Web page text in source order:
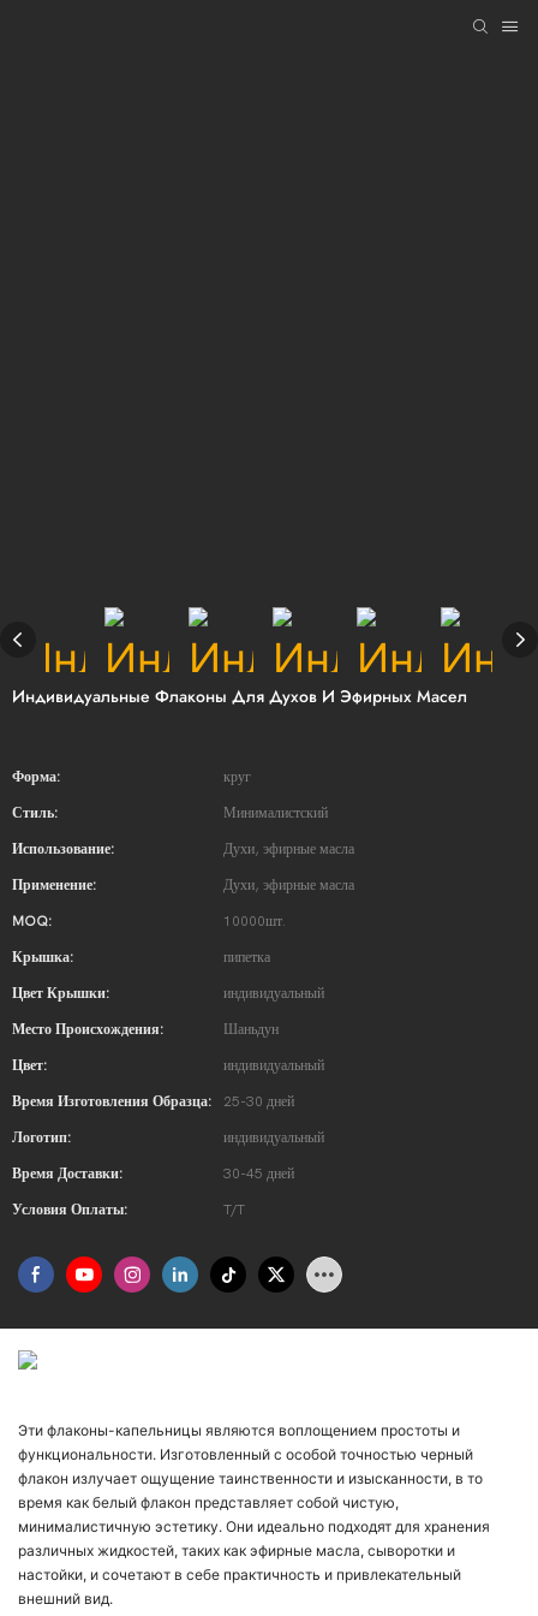
Индивидуальные Флаконы Для Духов И Эфирных Масел
Форма: круг
Стиль: Минималистский
Использование: Духи, эфирные масла
Применение: Духи, эфирные масла
MOQ: 10000шт.
Крышка: пипетка
Цвет Крышки: индивидуальный
Место Происхождения: Шаньдун
Цвет: индивидуальный
Время Изготовления Образца: 25-30 дней
Логотип: индивидуальный
Время Доставки: 30-45 дней
Условия Оплаты: T/T
Эти флаконы-капельницы являются воплощением простоты и
функциональности. Изготовленный с особой точностью черный
флакон излучает ощущение таинственности и изысканности, в то
время как белый флакон представляет собой чистую,
минималистичную эстетику. Они идеально подходят для хранения
различных жидкостей, таких как эфирные масла, сыворотки и
настойки, и сочетают в себе практичность и привлекательный
внешний вид.